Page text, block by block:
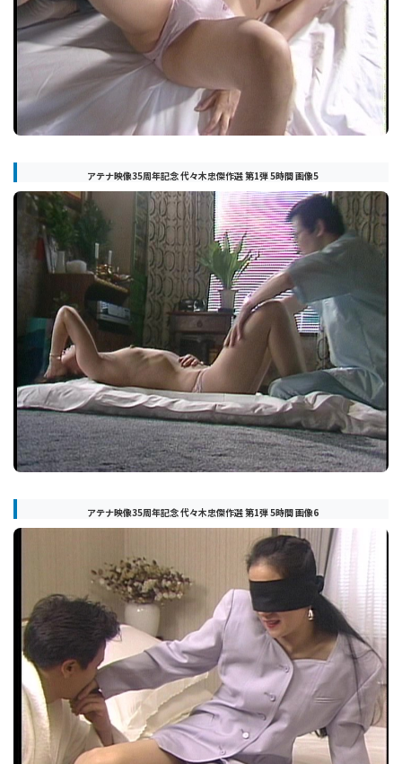
アテナ映像35周年記念 代々木忠傑作選 第1弾 5時間 画像5
アテナ映像35周年記念 代々木忠傑作選 第1弾 5時間 画像6